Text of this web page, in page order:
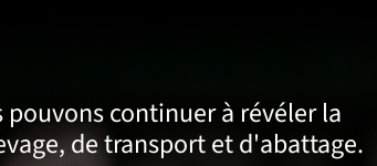
continuer à révéler la
de transport et d'abattage.